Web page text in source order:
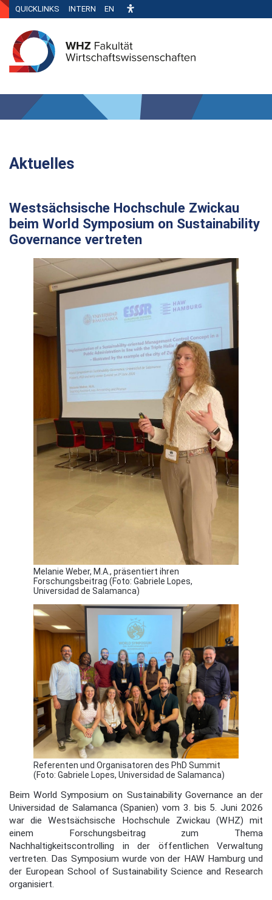
QUICKLINKS INTERN EN
Aktuelles
Westsächsische Hochschule Zwickau
beim World Symposium on Sustainability
Governance vertreten
Melanie Weber, M.A., präsentiert ihren
Forschungsbeitrag (Foto: Gabriele Lopes,
Universidad de Salamanca)
Referenten und Organisatoren des PhD Summit
(Foto: Gabriele Lopes, Universidad de Salamanca)
Beim World Symposium on Sustainability Governance an der
Universidad de Salamanca (Spanien) vom 3. bis 5. Juni 2026
war die Westsächsische Hochschule Zwickau (WHZ) mit
einem Forschungsbeitrag zum Thema
Nachhaltigkeitscontrolling in der öffentlichen Verwaltung
vertreten. Das Symposium wurde von der HAW Hamburg und
der European School of Sustainability Science and Research
organisiert.